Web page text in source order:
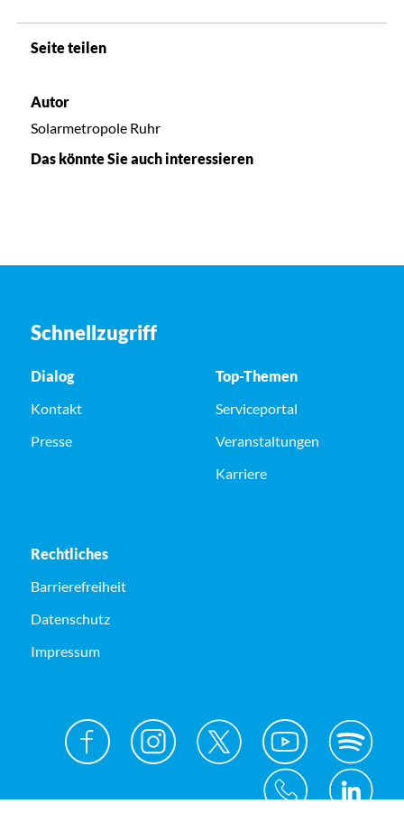
Seite teilen
Autor
Solarmetropole Ruhr
Das könnte Sie auch interessieren
Schnellzugriff
Dialog
Kontakt
Presse
Top-Themen
Serviceportal
Veranstaltungen
Karriere
Rechtliches
Barrierefreiheit
Datenschutz
Impressum